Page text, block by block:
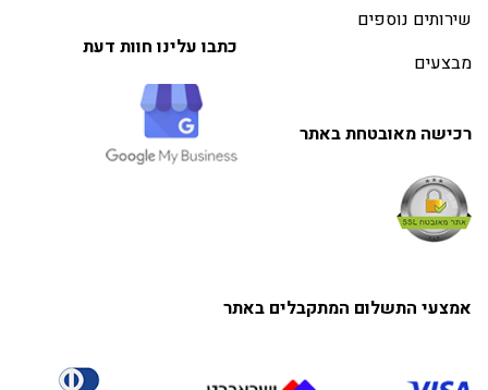
שירותים נוספים
מבצעים
רכישה מאובטחת באתר
כתבו עלינו חוות דעת
אמצעי התשלום המתקבלים באתר